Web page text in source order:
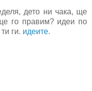
дето ни чака, ще
го правим? идеи по
ги. идеите.